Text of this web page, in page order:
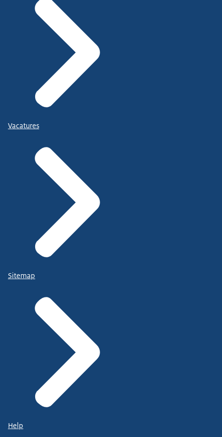
Vacatures
Sitemap
Help